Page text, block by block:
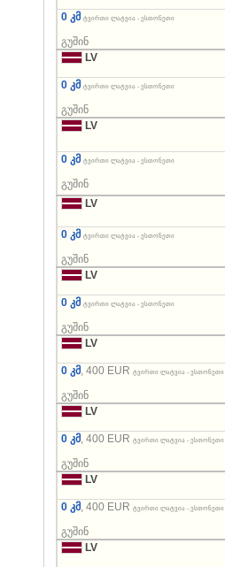
0 კმ ტვირთი ლატვია - ესთონეთი
გუშინ
LV
0 კმ ტვირთი ლატვია - ესთონეთი
გუშინ
LV
0 კმ ტვირთი ლატვია - ესთონეთი
გუშინ
LV
0 კმ ტვირთი ლატვია - ესთონეთი
გუშინ
LV
0 კმ ტვირთი ლატვია - ესთონეთი
გუშინ
LV
0 კმ, 400 EUR ტვირთი ლატვია - ესთონეთი
გუშინ
LV
0 კმ, 400 EUR ტვირთი ლატვია - ესთონეთი
გუშინ
LV
0 კმ, 400 EUR ტვირთი ლატვია - ესთონეთი
გუშინ
LV